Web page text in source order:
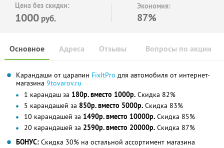
Цена без скидки:
1000 руб.
Экономия:
87%
Основное Отзывы Вопросы по акции
Адреса
Карандаши от царапин FixItPro для автомобиля от интернет-
магазина 9tovarov.ru
1 карандаш за 180р. вместо 1000р. Скидка 82%
5 карандашей за 850р. вместо 5000р. Скидка 83%
10 карандашей за 1490р. вместо 10000р. Скидка 85%
20 карандашей за 2590р. вместо 20000р. Скидка 87%
БОНУС: Скидка 30% на остальной ассортимент магазина